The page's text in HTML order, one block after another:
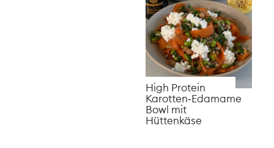
High Protein
Karotten‑Edamame
Bowl mit
Hüttenkäse